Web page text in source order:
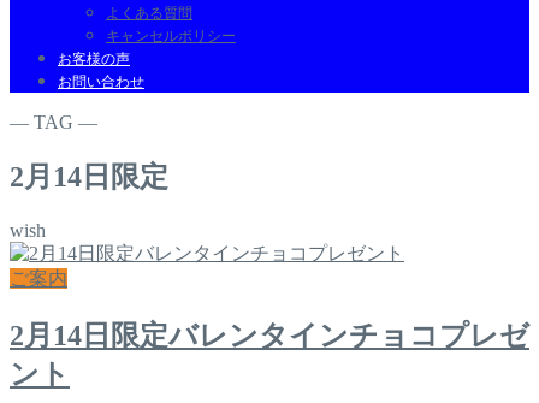
よくある質問
キャンセルポリシー
お客様の声
お問い合わせ
― TAG ―
2月14日限定
wish
ご案内
2月14日限定バレンタインチョコプレゼ
ント